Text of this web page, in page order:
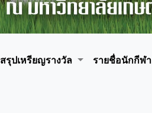
สรุปเหรียญรางวัล รายชื่อนักกีฬา